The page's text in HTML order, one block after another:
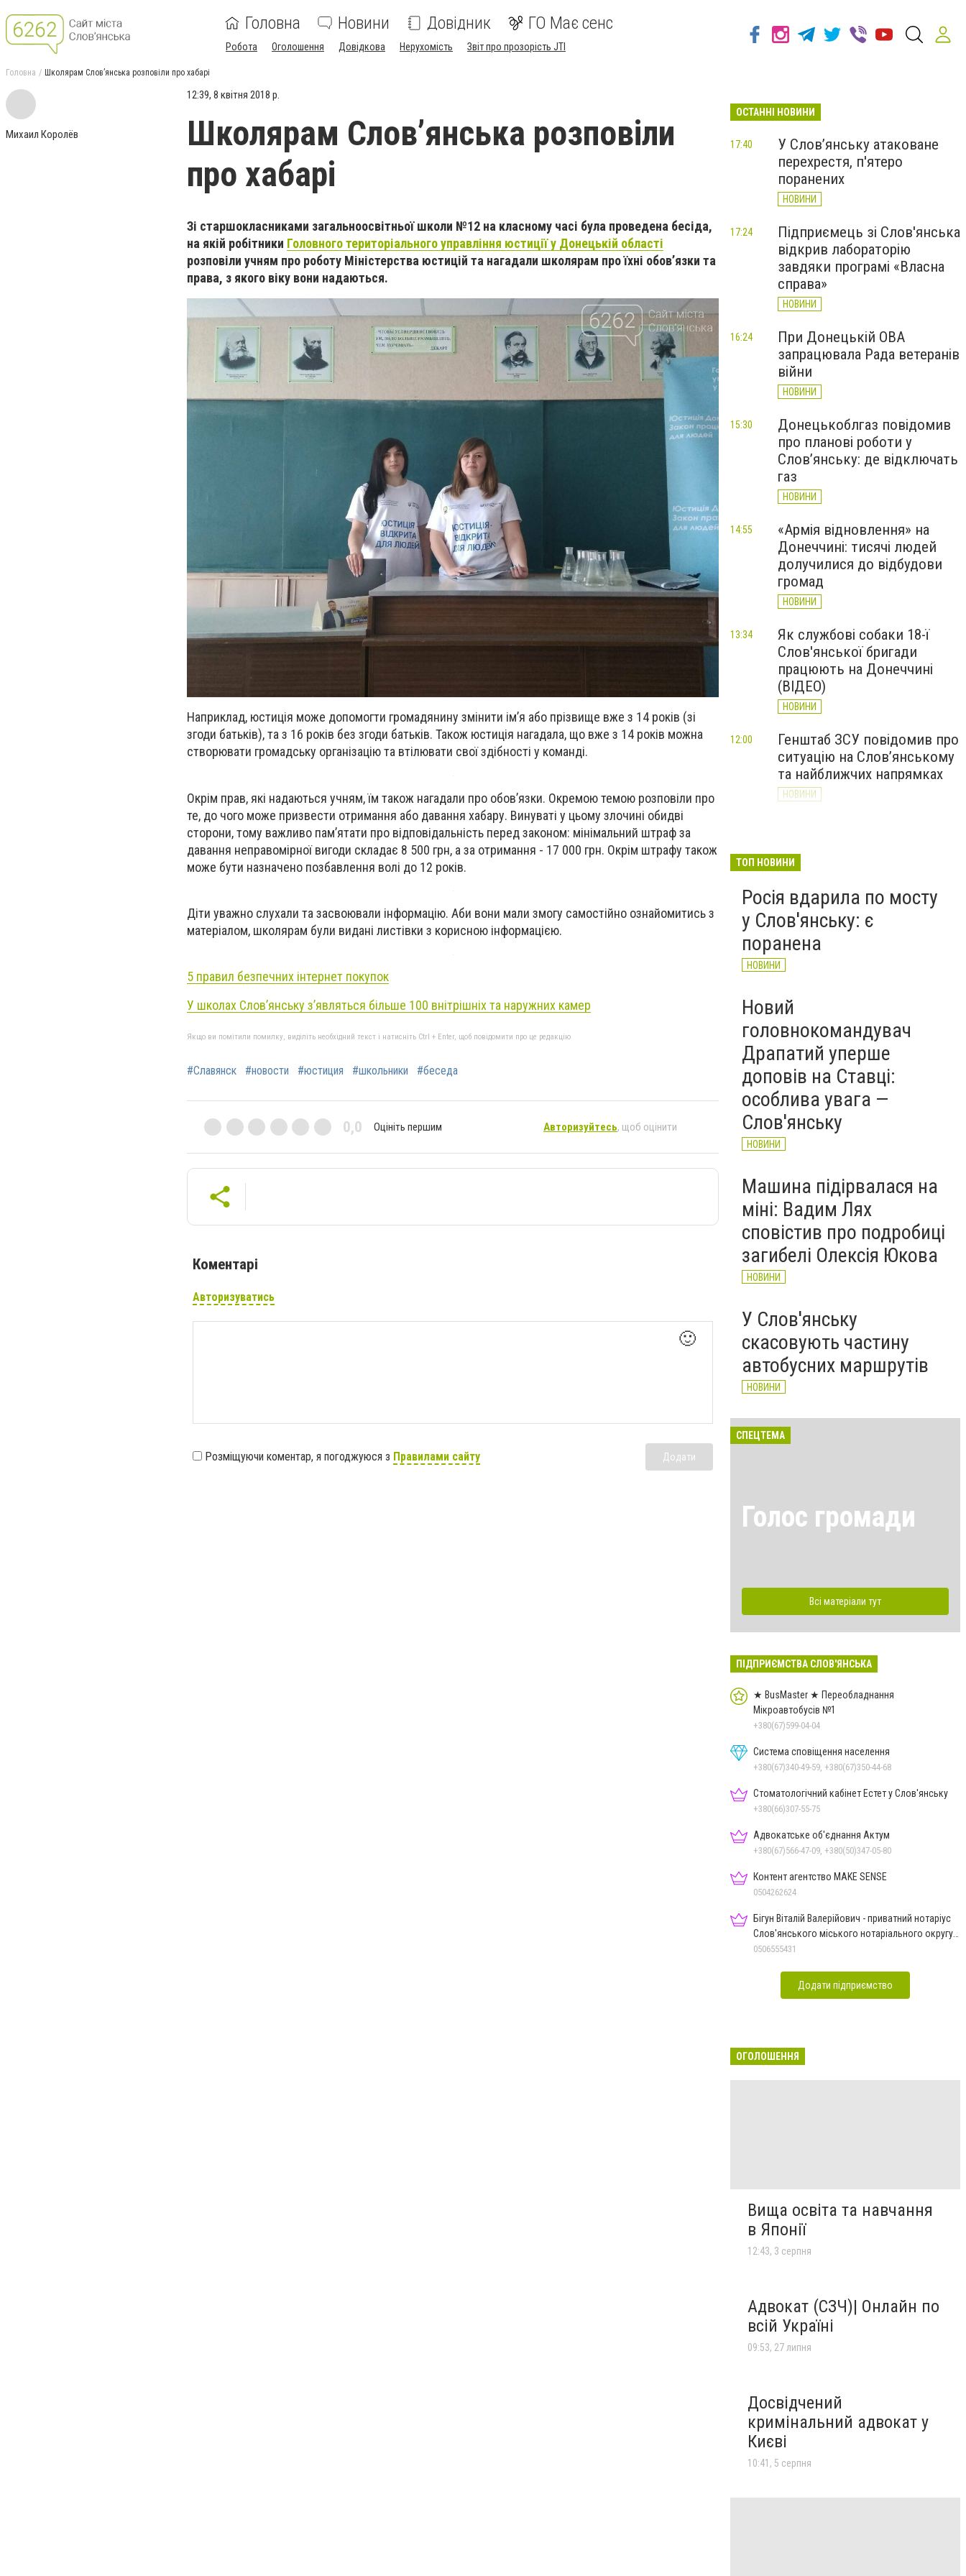
Головна Новини Довідник ГО Має сенс
Робота Оголошення Довідкова Нерухомість Звіт про прозорість JTI
Головна Школярам Словʼянська розповіли про хабарі
Михаил Королёв
12:39, 8 квітня 2018 р.
Школярам Словʼянська розповіли
про хабарі
Зі старшокласниками загальноосвітньої школи №12 на класному часі була проведена бесіда,
на якій робітники Головного територіального управління юстиції у Донецькій області
розповіли учням про роботу Міністерства юстицій та нагадали школярам про їхні обовʼязки та
права, з якого віку вони надаються.
Наприклад, юстиція може допомогти громадянину змінити імʼя або прізвище вже з 14 років (зі
згоди батьків), та з 16 років без згоди батьків. Також юстиція нагадала, що вже з 14 років можна
створювати громадську організацію та втілювати свої здібності у команді.
Окрім прав, які надаються учням, їм також нагадали про обовʼязки. Окремою темою розповіли про
те, до чого може призвести отримання або давання хабару. Винуваті у цьому злочині обидві
сторони, тому важливо памʼятати про відповідальність перед законом: мінімальний штраф за
давання неправомірної вигоди складає 8 500 грн, а за отримання - 17 000 грн. Окрім штрафу також
може бути назначено позбавлення волі до 12 років.
Діти уважно слухали та засвоювали інформацію. Аби вони мали змогу самостійно ознайомитись з
матеріалом, школярам були видані листівки з корисною інформацією.
5 правил безпечних інтернет покупок
У школах Словʼянську зʼявляться більше 100 внітрішніх та наружних камер
Якщо ви помітили помилку, виділіть необхідний текст і натисніть Ctrl + Enter, щоб повідомити про це редакцію
#Славянск #новости #юстиция #школьники #беседа
0,0 Оцініть першим Авторизуйтесь, щоб оцінити
Коментарі
Авторизуватись
🙂
Розміщуючи коментар, я погоджуюся з Правилами сайту Додати
ОСТАННІ НОВИНИ
У Слов’янську атаковане
перехрестя, п'ятеро
поранених
НОВИНИ
17:40
Підприємець зі Слов'янська
відкрив лабораторію
завдяки програмі «Власна
справа»
НОВИНИ
17:24
При Донецькій ОВА
запрацювала Рада ветеранів
війни
НОВИНИ
16:24
Донецькоблгаз повідомив
про планові роботи у
Слов’янську: де відключать
газ
НОВИНИ
15:30
«Армія відновлення» на
Донеччині: тисячі людей
долучилися до відбудови
громад
НОВИНИ
14:55
Як службові собаки 18-ї
Слов'янської бригади
працюють на Донеччині
(ВІДЕО)
НОВИНИ
13:34
Генштаб ЗСУ повідомив про
ситуацію на Слов’янському
та найближчих напрямках
НОВИНИ
12:00
великої війни: 7 серпня
ТОП НОВИНИ
Росія вдарила по мосту
у Слов'янську: є
поранена
НОВИНИ
Новий
головнокомандувач
Драпатий уперше
доповів на Ставці:
особлива увага —
Слов'янську
НОВИНИ
Машина підірвалася на
міні: Вадим Лях
сповістив про подробиці
загибелі Олексія Юкова
НОВИНИ
У Слов'янську
скасовують частину
автобусних маршрутів
НОВИНИ
СПЕЦТЕМА
Голос громади
Всі матеріали тут
ПІДПРИЄМСТВА СЛОВ'ЯНСЬКА
★ BusMaster ★ Переобладнання
Мікроавтобусів №1
+380(67)599-04-04
Система сповіщення населення
+380(67)340-49-59, +380(67)350-44-68
Стоматологічний кабінет Естет у Слов'янську
+380(66)307-55-75
Адвокатське об'єднання Актум
+380(67)566-47-09, +380(50)347-05-80
Контент агентство MAKE SENSE
0504262624
Бігун Віталій Валерійович - приватний нотаріус
Слов'янського міського нотаріального округу
Дон.обл.
0506555431
Додати підприємство
ОГОЛОШЕННЯ
Вища освіта та навчання
в Японії
12:43, 3 серпня
Адвокат (СЗЧ)| Онлайн по
всій Україні
09:53, 27 липня
Досвідчений
кримінальний адвокат у
Києві
10:41, 5 серпня